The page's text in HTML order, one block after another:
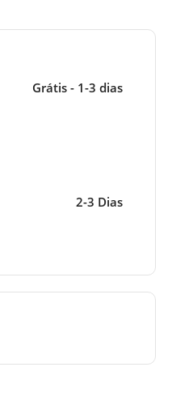
Grátis - 1-3 dias
2-3 Dias